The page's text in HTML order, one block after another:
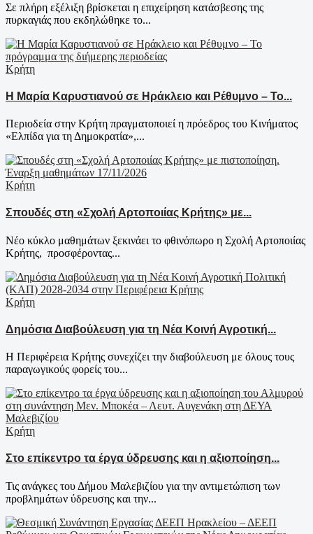
Σε πλήρη εξέλιξη βρίσκεται η επιχείρηση κατάσβεσης της
πυρκαγιάς που εκδηλώθηκε το...
Κρήτη
Η Μαρία Καρυστιανού σε Ηράκλειο και Ρέθυμνο – Το...
Περιοδεία στην Κρήτη πραγματοποιεί η πρόεδρος του Κινήματος
«Ελπίδα για τη Δημοκρατία»,...
Κρήτη
Σπουδές στη «Σχολή Αρτοποιίας Κρήτης» με...
Νέο κύκλο μαθημάτων ξεκινάει το φθινόπωρο η Σχολή Αρτοποιίας
Κρήτης, προσφέροντας...
Κρήτη
Δημόσια Διαβούλευση για τη Νέα Κοινή Αγροτική...
Η Περιφέρεια Κρήτης συνεχίζει την διαβούλευση με όλους τους
παραγωγικούς φορείς του...
Κρήτη
Στο επίκεντρο τα έργα ύδρευσης και η αξιοποίηση...
Τις ανάγκες του Δήμου Μαλεβιζίου για την αντιμετώπιση των
προβλημάτων ύδρευσης και την...